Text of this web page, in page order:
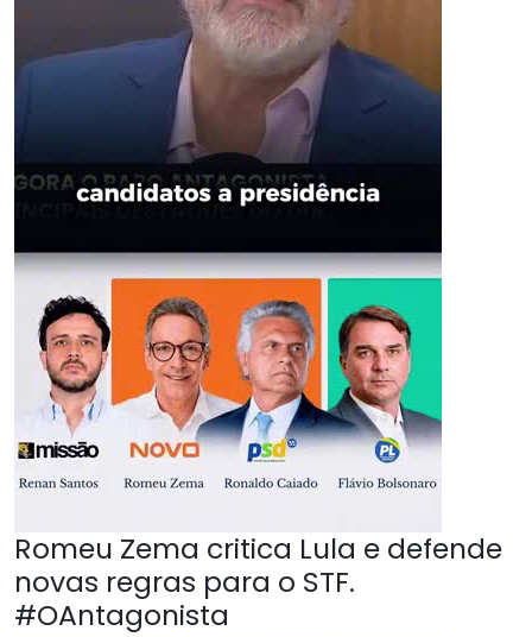
Romeu Zema critica Lula e defende
novas regras para o STF.
#OAntagonista